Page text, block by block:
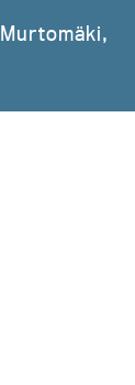
Murtomäki,